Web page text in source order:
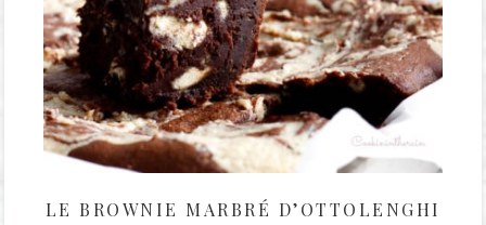
LE BROWNIE MARBRÉ D’OTTOLENGHI